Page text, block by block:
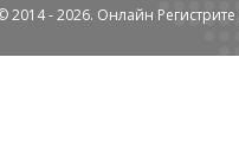
2014 - 2026. Онлайн